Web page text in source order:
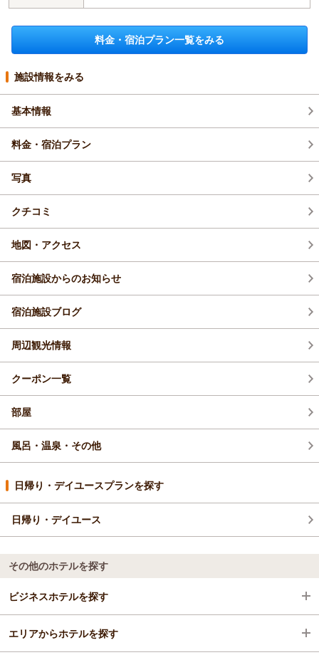
料金・宿泊プラン一覧をみる
施設情報をみる
基本情報
料金・宿泊プラン
写真
クチコミ
地図・アクセス
宿泊施設からのお知らせ
宿泊施設ブログ
周辺観光情報
クーポン一覧
部屋
風呂・温泉・その他
日帰り・デイユースプランを探す
日帰り・デイユース
その他のホテルを探す
ビジネスホテルを探す
三重県
エリアからホテルを探す